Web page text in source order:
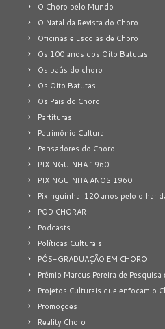
O Choro pelo Mundo
O Natal da Revista do Choro
Oficinas e Escolas de Choro
Os 100 anos dos Oito Batutas
Os baús do choro
Os Oito Batutas
Os Pais do Choro
Partituras
Patrimônio Cultural
Pensadores do Choro
PIXINGUINHA 1960
PIXINGUINHA ANOS 1960
Pixinguinha: 120 anos pelo olhar
POD CHORAR
Podcasts
Políticas Culturais
PÓS-GRADUAÇÃO EM CHORO
Prêmio Marcus Pereira de
Projetos Culturais que enfocam o
Promoções
Reality Choro